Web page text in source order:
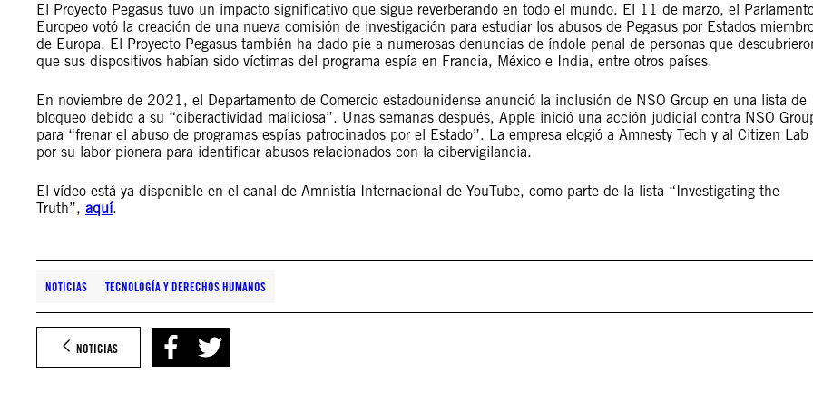
El Proyecto Pegasus tuvo un impacto significativo que sigue reverberando en todo el mundo. El 11 de marzo, el
Europeo votó la creación de una nueva comisión de investigación para estudiar los abusos de Pegasus por Estados
de Europa. El Proyecto Pegasus también ha dado pie a numerosas denuncias de índole penal de personas que
que sus dispositivos habían sido víctimas del programa espía en Francia, México e India, entre otros países.
En noviembre de 2021, el Departamento de Comercio estadounidense anunció la inclusión de NSO Group en una lista de
bloqueo debido a su “ciberactividad maliciosa”. Unas semanas después, Apple inició una acción judicial contra NSO
para “frenar el abuso de programas espías patrocinados por el Estado”. La empresa elogió a Amnesty Tech y al Citizen Lab
por su labor pionera para identificar abusos relacionados con la cibervigilancia.
El vídeo está ya disponible en el canal de Amnistía Internacional de YouTube, como parte de la lista “Investigating the
Truth”, aquí.
NOTICIAS TECNOLOGÍA Y DERECHOS HUMANOS
NOTICIAS